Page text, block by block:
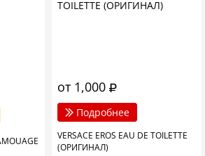
от 1,000
Подробнее
VERSACE EROS EAU DE TOILETTE
(ОРИГИНАЛ)